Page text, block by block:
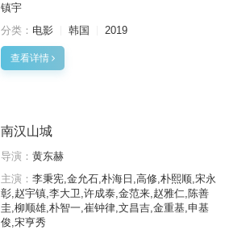
镇宇
分类： 电影 韩国 2019
查看详情
南汉山城
导演： 黄东赫
主演： 李秉宪,金允石,朴海日,高修,朴熙顺,宋永
彰,赵宇镇,李大卫,许成泰,金范来,赵雅仁,陈善
圭,柳顺雄,朴智一,崔钟律,文昌吉,金重基,申基
俊,宋亨秀